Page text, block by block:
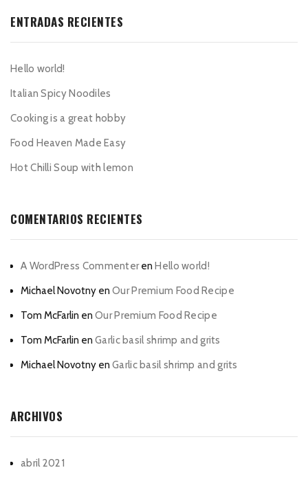
ENTRADAS RECIENTES
Hello world!
Italian Spicy Noodiles
Cooking is a great hobby
Food Heaven Made Easy
Hot Chilli Soup with lemon
COMENTARIOS RECIENTES
A WordPress CommenterenHello world!
Michael Novotny en Our Premium Food Recipe
Tom McFarlin en Our Premium Food Recipe
Tom McFarlin en Garlic basil shrimp and grits
Michael Novotny en Garlic basil shrimp and grits
ARCHIVOS
abril 2021